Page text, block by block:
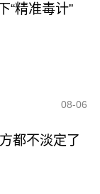
“精准毒计”
08-06
都不淡定了